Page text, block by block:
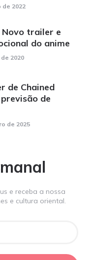
de 2022
Novo trailer e
do anime
2020
de Chained
de
de 2025
e receba a nossa
e cultura oriental.